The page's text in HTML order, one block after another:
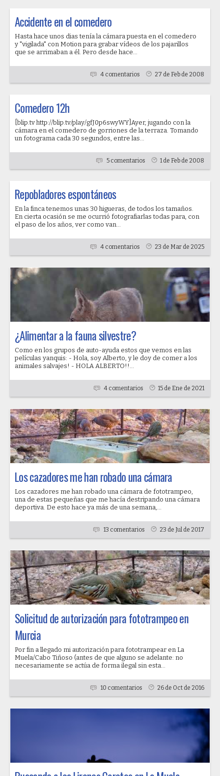
Accidente en el comedero
Hasta hace unos dias tenía la cámara puesta en el comedero
y "vigilada" con Motion para grabar vídeos de los pajarillos
que se arrimaban a él. Pero desde hace...
4 comentarios 27 de Feb de 2008
Comedero 12h
[blip.tv http://blip.tv/play/gfJ0p6swyWY]Ayer, jugando con la
cámara en el comedero de gorriones de la terraza. Tomando
un fotograma cada 30 segundos, entre las...
5 comentarios 1 de Feb de 2008
Repobladores espontáneos
En la finca tenemos unas 30 higueras, de todos los tamaños.
En cierta ocasión se me ocurrió fotografiarlas todas para, con
el paso de los años, ver como van...
4 comentarios 23 de Mar de 2025
¿Alimentar a la fauna silvestre?
Como en los grupos de auto-ayuda estos que vemos en las
películas yanquis: - Hola, soy Alberto, y le doy de comer a los
animales salvajes! - HOLA ALBERTO!!...
4 comentarios 15 de Ene de 2021
Los cazadores me han robado una cámara
Los cazadores me han robado una cámara de fototrampeo,
una de estas pequeñas que me hacía destripando una cámara
deportiva. De esto hace ya más de una semana,...
13 comentarios 23 de Jul de 2017
Solicitud de autorización para fototrampeo en
Murcia
Por fin a llegado mi autorización para fototrampear en La
Muela/Cabo Tiñoso (antes de que alguno se adelante: no
necesariamente se actúa de forma ilegal sin esta...
10 comentarios 26 de Oct de 2016